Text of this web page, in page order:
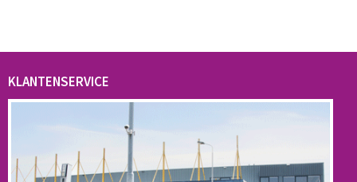
KLANTENSERVICE